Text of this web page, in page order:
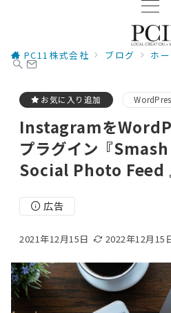
PC11株式会社 ブログ ホ
お気に入り追加
Instagramを
プラグイン『
Social Photo Feed
広告
2021年12月15日 2022年12月15